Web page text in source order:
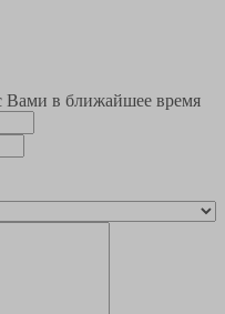
Вами в ближайшее время